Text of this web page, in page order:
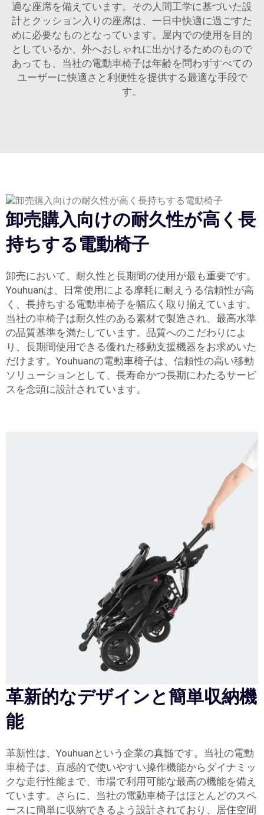
適な座席を備えています。その人間工学に基づいた設
計とクッション入りの座席は、一日中快適に過ごすた
めに必要なものとなっています。屋内での使用を目的
としているか、外へおしゃれに出かけるためのもので
あっても、当社の電動車椅子は年齢を問わずすべての
ユーザーに快適さと利便性を提供する最適な手段で
す。
卸売購入向けの耐久性が高く長
持ちする電動椅子
卸売において、耐久性と長期間の使用が最も重要です。
Youhuanは、日常使用による摩耗に耐えうる信頼性が高
く、長持ちする電動車椅子を幅広く取り揃えています。
当社の車椅子は耐久性のある素材で製造され、最高水準
の品質基準を満たしています。品質へのこだわりによ
り、長期間使用できる優れた移動支援機器をお求めいた
だけます。Youhuanの電動車椅子は、信頼性の高い移動
ソリューションとして、長寿命かつ長期にわたるサービ
スを念頭に設計されています。
革新的なデザインと簡単収納機
能
革新性は、Youhuanという企業の真髄です。当社の電動
車椅子は、直感的で使いやすい操作機能からダイナミッ
クな走行性能まで、市場で利用可能な最高の機能を備え
ています。さらに、当社の電動車椅子はほとんどのスペ
ースに簡単に収納できるよう設計されており、居住空間